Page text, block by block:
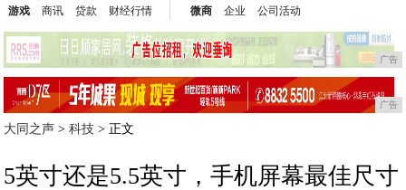
游戏
商讯
贷款
财经行情
微商
企业
公司活动
广告
广告
大同之声 >科技 > 正文
5英寸还是5.5英寸，手机屏幕最佳尺寸